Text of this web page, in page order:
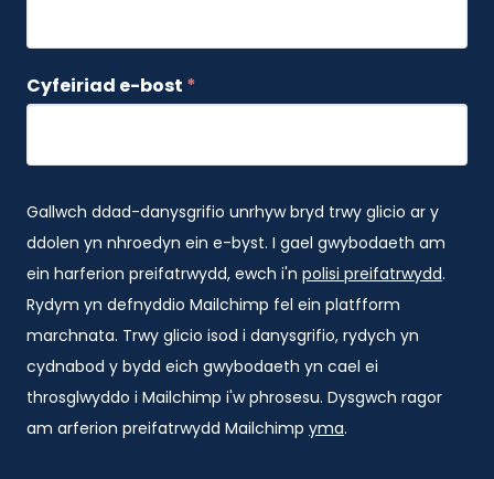
Cyfeiriad e-bost *
Gallwch ddad-danysgrifio unrhyw bryd trwy glicio ar y
ddolen yn nhroedyn ein e-byst. I gael gwybodaeth am
ein harferion preifatrwydd, ewch i'n polisi preifatrwydd.
Rydym yn defnyddio Mailchimp fel ein platfform
marchnata. Trwy glicio isod i danysgrifio, rydych yn
cydnabod y bydd eich gwybodaeth yn cael ei
throsglwyddo i Mailchimp i'w phrosesu. Dysgwch ragor
am arferion preifatrwydd Mailchimp yma.